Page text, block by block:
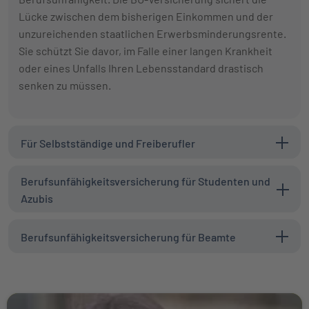
Lücke zwischen dem bisherigen Einkommen und der
unzureichenden staatlichen Erwerbsminderungsrente.
Sie schützt Sie davor, im Falle einer langen Krankheit
oder eines Unfalls Ihren Lebensstandard drastisch
senken zu müssen.
Für Selbstständige und Freiberufler
Berufsunfähigkeitsversicherung für Studenten und
Azubis
Berufsunfähigkeitsversicherung für Beamte